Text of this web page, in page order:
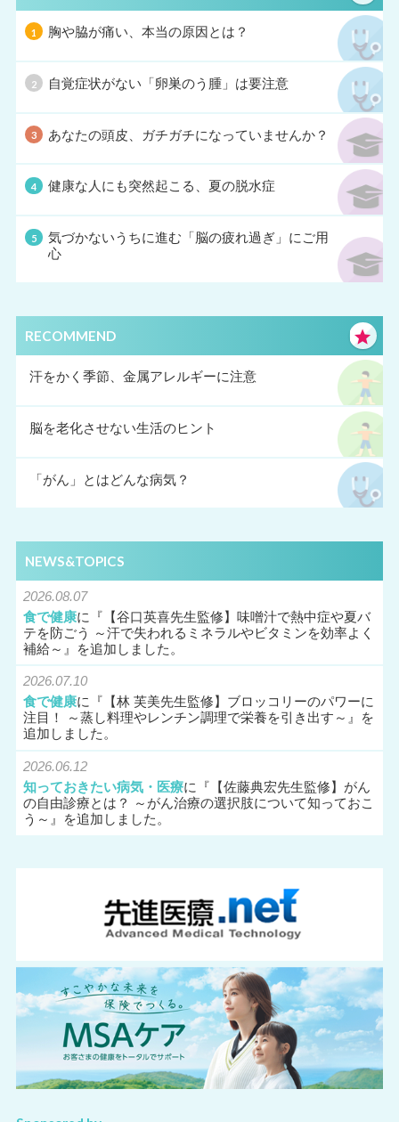
胸や脇が痛い、本当の原因とは？
自覚症状がない「卵巣のう腫」は要注意
あなたの頭皮、ガチガチになっていませんか？
健康な人にも突然起こる、夏の脱水症
気づかないうちに進む「脳の疲れ過ぎ」にご用
心
RECOMMEND
汗をかく季節、金属アレルギーに注意
脳を老化させない生活のヒント
「がん」とはどんな病気？
NEWS&TOPICS
2026.08.07
食で健康に『 【谷口英喜先生監修】味噌汁で熱中症や夏バ
テを防ごう ～汗で失われるミネラルやビタミンを効率よく
補給～ 』を追加しました。
2026.07.10
食で健康に『 【林 芙美先生監修】ブロッコリーのパワーに
注目！ ～蒸し料理やレンチン調理で栄養を引き出す～ 』を
追加しました。
2026.06.12
知っておきたい病気・医療に『 【佐藤典宏先生監修】がん
の自由診療とは？ ～がん治療の選択肢について知っておこ
う～ 』を追加しました。